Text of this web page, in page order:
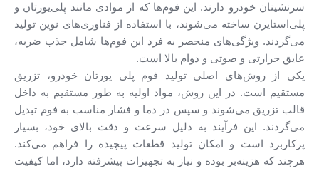
سرنشینان خودرو دارند. این فوم‌ها که از موادی مانند پلی‌یورتان و
پلی‌استایرن ساخته می‌شوند، با استفاده از فناوری‌های نوین تولید
می‌گردند. ویژگی‌های منحصر به فرد این فوم‌ها شامل جذب ضربه،
عایق حرارتی و صوتی و دوام بالا است.
یکی از روش‌های اصلی تولید فوم پلی یورتان خودرو، تزریق
مستقیم است. در این روش، مواد اولیه به طور مستقیم به داخل
قالب تزریق می‌شوند و سپس در دما و فشار مناسب به فوم تبدیل
می‌گردند. این فرآیند به دلیل سرعت و دقت بالای خود، بسیار
پرکاربرد است و امکان تولید قطعات پیچیده را فراهم می‌کند.
هرچند که هزینه‌بر بوده و نیاز به تجهیزات پیشرفته دارد، اما کیفیت